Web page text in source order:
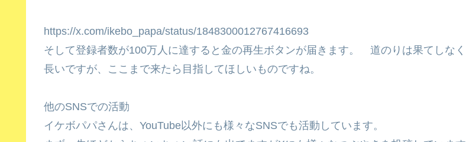
https://x.com/ikebo_papa/status/1848300012767416693
そして登録者数が100万人に達すると金の再生ボタンが届きます。 道のりは果てしなく
長いですが、ここまで来たら目指してほしいものですね。
他のSNSでの活動
イケボパパさんは、YouTube以外にも様々なSNSでも活動しています。